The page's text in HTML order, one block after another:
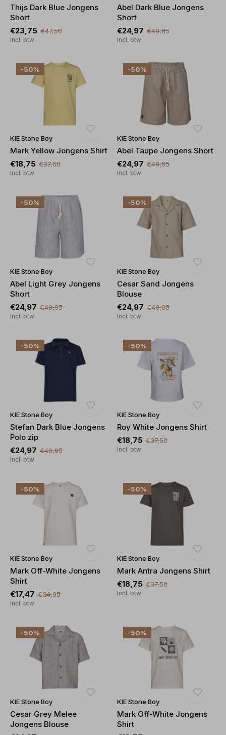
Thijs Dark Blue Jongens
Short
€23,75 €47,50
Incl. btw
Abel Dark Blue Jongens
Short
€24,97 €49,95
Incl. btw
-50%
KIE Stone Boy
Mark Yellow Jongens Shirt
€18,75 €37,50
Incl. btw
-50%
KIE Stone Boy
Abel Taupe Jongens Short
€24,97 €49,95
Incl. btw
-50%
KIE Stone Boy
Abel Light Grey Jongens
Short
€24,97 €49,95
Incl. btw
-50%
KIE Stone Boy
Cesar Sand Jongens
Blouse
€24,97 €49,95
Incl. btw
-50%
KIE Stone Boy
Stefan Dark Blue Jongens
Polo zip
€24,97 €49,95
Incl. btw
-50%
KIE Stone Boy
Roy White Jongens Shirt
€18,75 €37,50
Incl. btw
-50%
KIE Stone Boy
Mark Off-White Jongens
Shirt
€17,47 €34,95
Incl. btw
-50%
KIE Stone Boy
Mark Antra Jongens Shirt
€18,75 €37,50
Incl. btw
-50%
KIE Stone Boy
Cesar Grey Melee
Jongens Blouse
-50%
KIE Stone Boy
Mark Off-White Jongens
Shirt